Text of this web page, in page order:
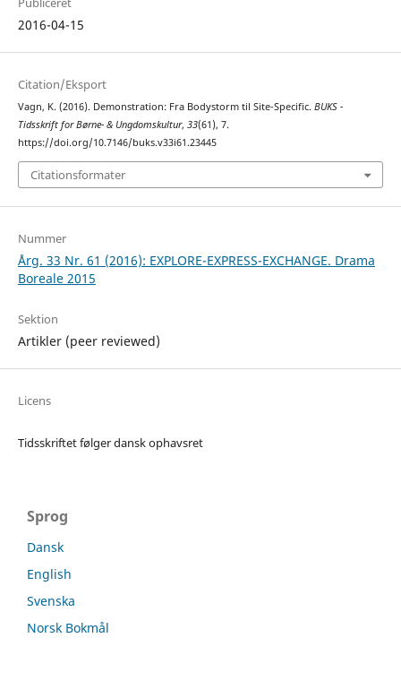
2016-04-15
Citation/Eksport
Vagn, K. (2016). Demonstration: Fra Bodystorm til Site-Specific. BUKS -
Tidsskrift for Børne- & Ungdomskultur, 33(61), 7.
https://doi.org/10.7146/buks.v33i61.23445
Citationsformater
Nummer
Årg. 33 Nr. 61 (2016): EXPLORE-EXPRESS-EXCHANGE. Drama
Boreale 2015
Sektion
Artikler (peer reviewed)
Licens
Tidsskriftet følger dansk ophavsret
Sprog
Dansk
English
Svenska
Norsk Bokmål